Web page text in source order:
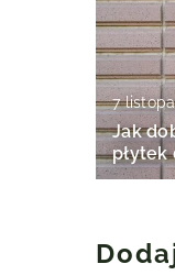
7
Jak
płytek